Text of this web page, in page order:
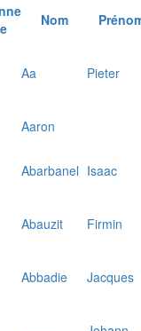
Nom
Aa Pieter
Aaron
Abarbanel Isaac
Abauzit
Firmin
Abbadie
Jacques